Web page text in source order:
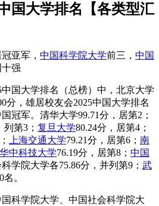
国大学排名【各类型汇
亚军， 中国科学院大学前三， 中国
强
国大学排名（总榜）中，北京大学
分，雄居校友会2025中国大学排名
冠军。清华大学99.71分，居第2；
第3； 复旦大学80.24分，居第4；
上海交通大学79.21分，居第6； 南
华中科技大学76.19分，居第8； 中国
科学院大学各75.86分，并列第9； 武
。
科学院大学、中国社会科学院大